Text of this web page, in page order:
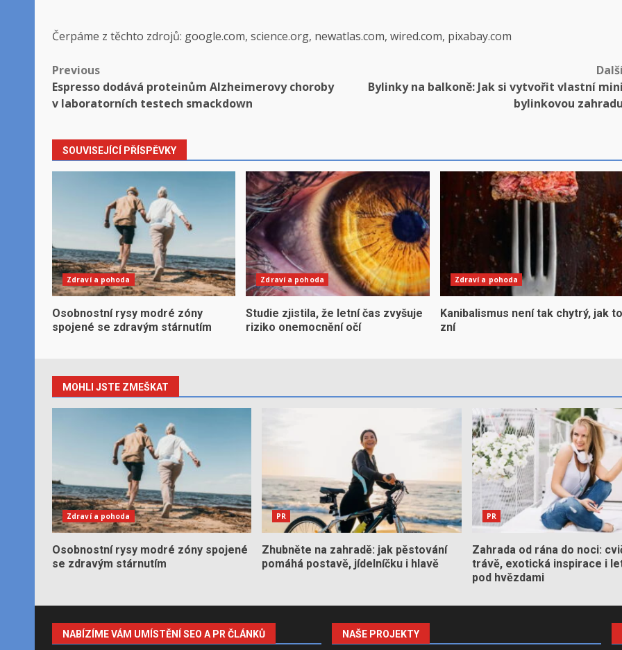
Čerpáme z těchto zdrojů: google.com, science.org, newatlas.com, wired.com, pixabay.com
Post
navigation
Previous
Espresso dodává proteinům Alzheimerovy choroby
v laboratorních testech smackdown
Bylinky na balkoně: Jak si vytvořit vlastní
bylinkovou
SOUVISEJÍCÍ PŘÍSPĚVKY
Zdraví a pohoda
Osobnostní rysy modré zóny
spojené se zdravým stárnutím
Zdraví a pohoda
Studie zjistila, že letní čas zvyšuje
riziko onemocnění očí
Zdraví a pohoda
Kanibalismus není tak chytrý, jak to
zní
MOHLI JSTE ZMEŠKAT
Zdraví a pohoda
Osobnostní rysy modré zóny spojené
se zdravým stárnutím
PR
Zhubněte na zahradě: jak pěstování
pomáhá postavě, jídelníčku i hlavě
PR
Zahrada od rána do noci:
trávě, exotická inspirace i
pod hvězdami
NABÍZÍME VÁM UMÍSTĚNÍ SEO A PR ČLÁNKŮ NAŠE PROJEKTY